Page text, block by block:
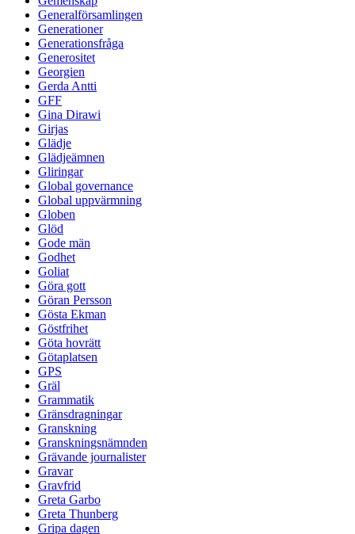
Generalförsamlingen
Generationer
Generationsfråga
Generositet
Georgien
Gerda Antti
GFF
Gina Dirawi
Girjas
Glädje
Glädjeämnen
Gliringar
Global governance
Global uppvärmning
Globen
Glöd
Gode män
Godhet
Goliat
Göra gott
Göran Persson
Gösta Ekman
Göstfrihet
Göta hovrätt
Götaplatsen
GPS
Gräl
Grammatik
Gränsdragningar
Granskning
Granskningsnämnden
Grävande journalister
Gravar
Gravfrid
Greta Garbo
Greta Thunberg
Gripa dagen